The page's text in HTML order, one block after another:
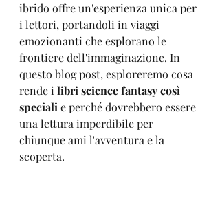
ibrido offre un'esperienza unica per
i lettori, portandoli in viaggi
emozionanti che esplorano le
frontiere dell'immaginazione. In
questo blog post, esploreremo cosa
rende i libri science fantasy così
speciali e perché dovrebbero essere
una lettura imperdibile per
chiunque ami l'avventura e la
scoperta.